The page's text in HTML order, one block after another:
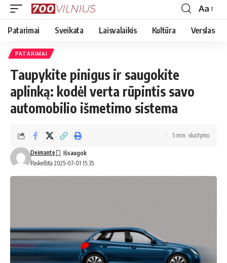
Font
Resizer
Aa
Patarimai Sveikata Laisvalaikis Kultūra Verslas
PATARIMAI
Taupykite pinigus ir saugokite
aplinką: kodėl verta rūpintis savo
automobilio išmetimo sistema
Paskelbta 2025-07-01 15:35
Deimante
5 min. skaitymo